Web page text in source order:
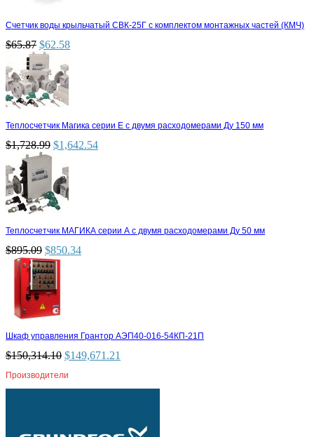
Счетчик воды крыльчатый СВК-25Г с комплектом монтажных частей (КМЧ)
$65.87 $62.58
Теплосчетчик Магика серии Е с двумя расходомерами Ду 150 мм
$1,728.99 $1,642.54
Теплосчетчик МАГИКА серии А с двумя расходомерами Ду 50 мм
$895.09 $850.34
Шкаф управления Грантор АЭП40-016-54КП-21П
$150,314.10 $149,671.21
Производители